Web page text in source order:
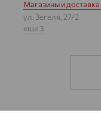
Магазины и доставка
ул. Зегеля, 27/2
еще 3